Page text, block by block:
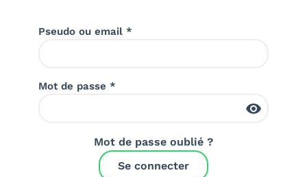
Pseudo ou email *
Mot de passe *
Mot de passe oublié ?
Se connecter